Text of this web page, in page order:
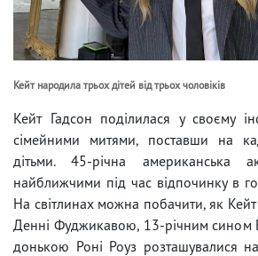
Кейт народила трьох дітей від трьох чоловіків
Кейт Гадсон поділилася у своєму
сімейними митями, поставши на
дітьми. 45-річна американська
найближчими під час відпочинку в
На світлинах можна побачити, як
Денні Фуджикавою, 13-річним сином
донькою Роні Роуз розташувалися